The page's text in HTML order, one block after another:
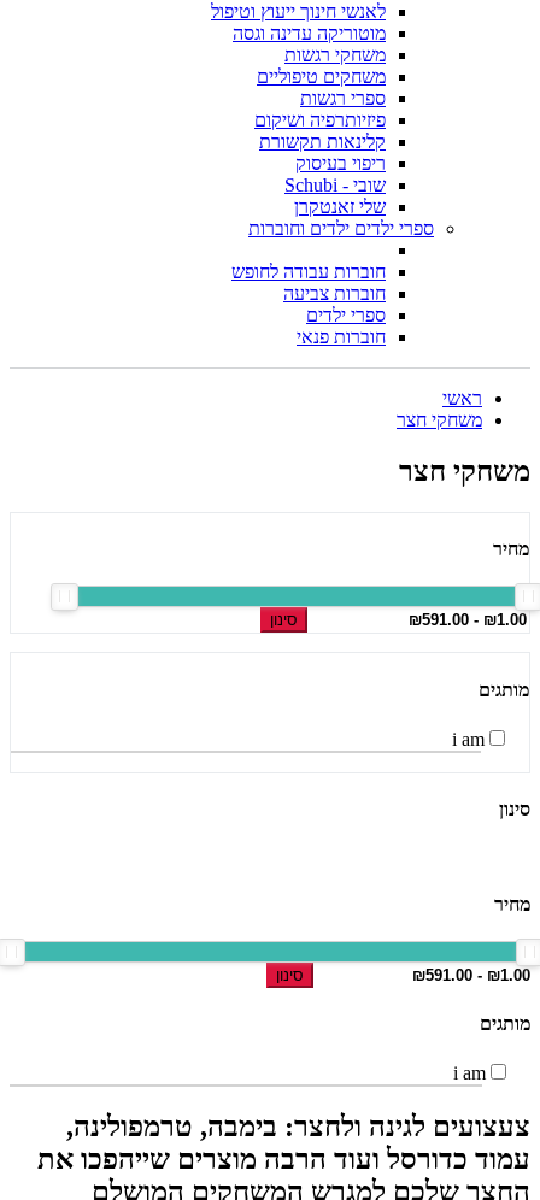
לאנשי חינוך ייעוץ וטיפול
מוטוריקה עדינה וגסה
משחקי רגשות
משחקים טיפוליים
ספרי רגשות
פיזיותרפיה ושיקום
קלינאות תקשורת
ריפוי בעיסוק
שובי - Schubi
שלי זאנטקרן
ספרי ילדים ילדים וחוברות
חוברות עבודה לחופש
חוברות צביעה
ספרי ילדים
חוברות פנאי
ראשי
משחקי חצר
משחקי חצר
מחיר
סינון
מותגים
i am
סינון
מחיר
סינון
מותגים
i am
צעצועים לגינה ולחצר: בימבה, טרמפולינה,
עמוד כדורסל ועוד הרבה מוצרים שייהפכו את
החצר שלכם למגרש המשחקים המושלם